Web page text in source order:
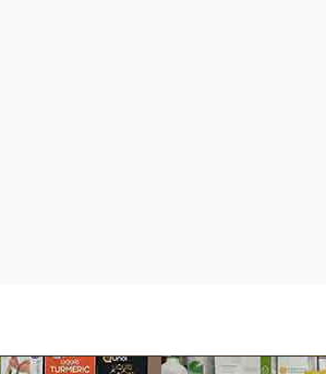
viêm
mỡ Neosporin.
cắn và vết bỏng.